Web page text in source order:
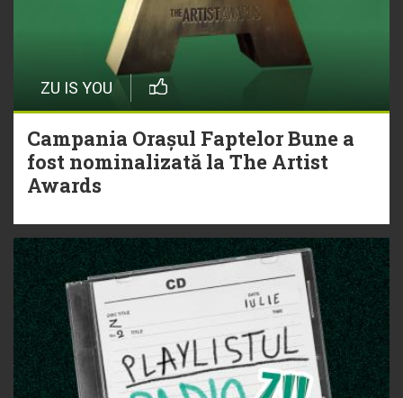
ZU IS YOU
Campania Orașul Faptelor Bune a
fost nominalizată la The Artist
Awards